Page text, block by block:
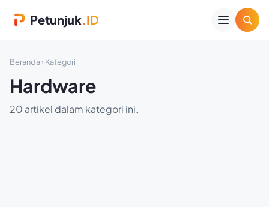
Petunjuk.ID
Beranda› Kategori
Hardware
20 artikel dalam kategori ini.